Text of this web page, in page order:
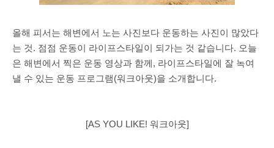
올해 피서는 해변에서 노는 사진보다 운동하는 사진이 많았다
는 것. 점점 운동이 라이프스타일이 되가는 것 같습니다. 오늘
은 해변에서 찍은 운동 영상과 함께, 라이프스타일에 잘 녹여
낼 수 있는 운동 프로그램(워크아웃)을 소개합니다.
[AS YOU LIKE! 워크아웃]